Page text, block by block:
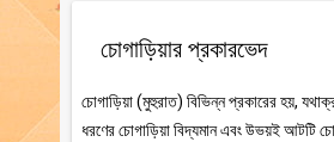
চোগাড়িয়ার প্রকারভেদ
চোগাড়িয়া (মুহুরাত) বিভিন্ন প্রকারের হয়,
ধরণের চোগাড়িয়া বিদ্যমান এবং উভয়ই আটটি